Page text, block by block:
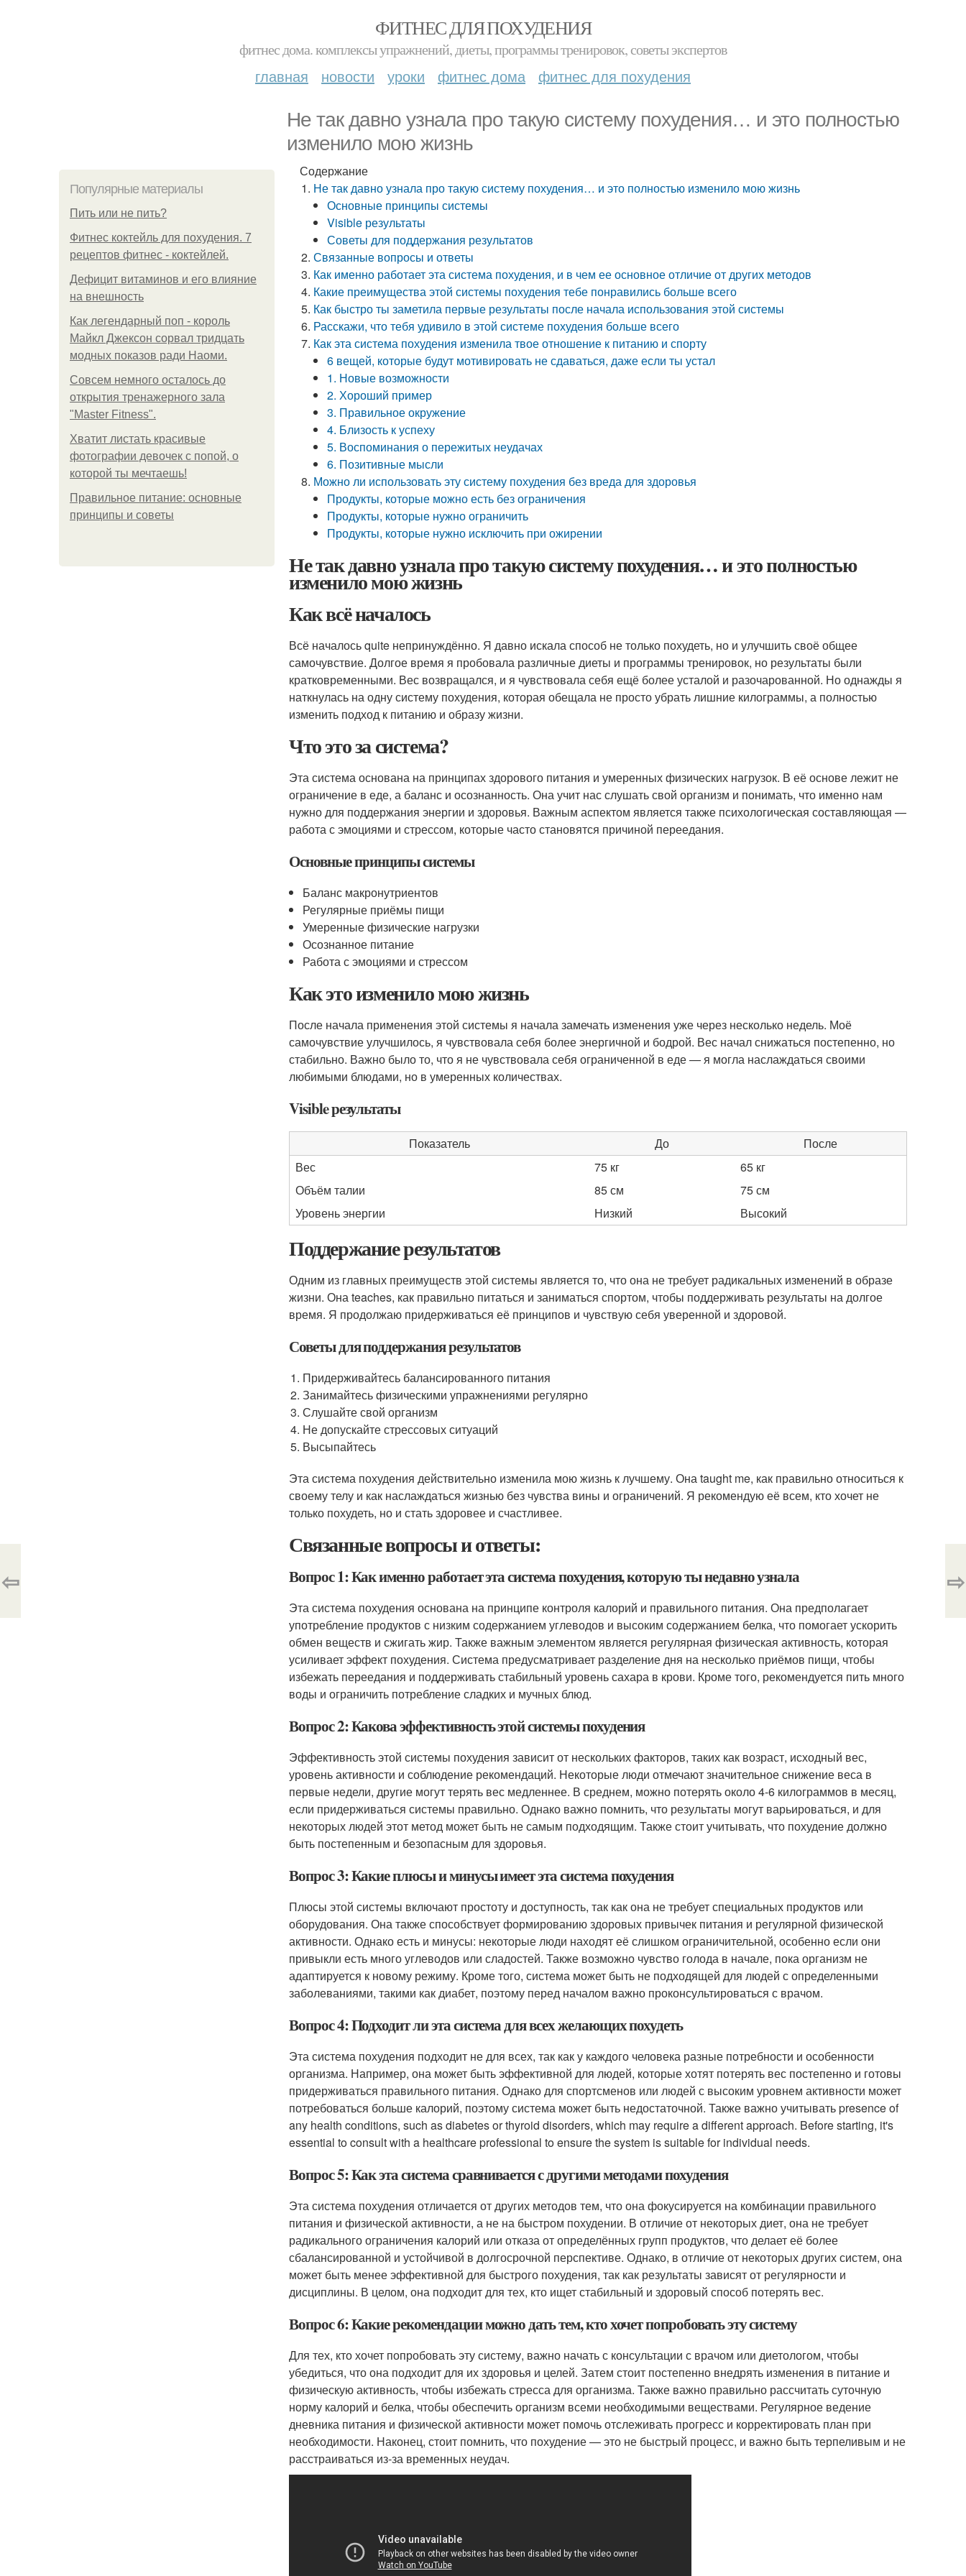
ФИТНЕС ДЛЯ ПОХУДЕНИЯ
фитнес дома. комплексы упражнений, диеты, программы тренировок, советы экспертов
главная новости уроки фитнес дома фитнес для похудения
Не так давно узнала про такую систему похудения… и это полностью
изменило мою жизнь
Популярные материалы
Пить или не пить?
Фитнес коктейль для похудения. 7
рецептов фитнес - коктейлей.
Дефицит витаминов и его влияние
на внешность
Как легендарный поп - король
Майкл Джексон сорвал тридцать
модных показов ради Наоми.
Совсем немного осталось до
открытия тренажерного зала
"Master Fitness".
Хватит листать красивые
фотографии девочек с попой, о
которой ты мечтаешь!
Правильное питание: основные
принципы и советы
Содержание
Не так давно узнала про такую систему похудения… и это полностью изменило мою жизнь
Основные принципы системы
Visible результаты
Советы для поддержания результатов
Связанные вопросы и ответы
Как именно работает эта система похудения, и в чем ее основное отличие от других методов
Какие преимущества этой системы похудения тебе понравились больше всего
Как быстро ты заметила первые результаты после начала использования этой системы
Расскажи, что тебя удивило в этой системе похудения больше всего
Как эта система похудения изменила твое отношение к питанию и спорту
6 вещей, которые будут мотивировать не сдаваться, даже если ты устал
1. Новые возможности
2. Хороший пример
3. Правильное окружение
4. Близость к успеху
5. Воспоминания о пережитых неудачах
6. Позитивные мысли
Можно ли использовать эту систему похудения без вреда для здоровья
Продукты, которые можно есть без ограничения
Продукты, которые нужно ограничить
Продукты, которые нужно исключить при ожирении
Не так давно узнала про такую систему похудения… и это полностью
изменило мою жизнь
Как всё началось
Всё началось quite непринуждённо. Я давно искала способ не только похудеть, но и улучшить своё общее
самочувствие. Долгое время я пробовала различные диеты и программы тренировок, но результаты были
кратковременными. Вес возвращался, и я чувствовала себя ещё более усталой и разочарованной. Но однажды я
наткнулась на одну систему похудения, которая обещала не просто убрать лишние килограммы, а полностью
изменить подход к питанию и образу жизни.
Что это за система?
Эта система основана на принципах здорового питания и умеренных физических нагрузок. В её основе лежит не
ограничение в еде, а баланс и осознанность. Она учит нас слушать свой организм и понимать, что именно нам
нужно для поддержания энергии и здоровья. Важным аспектом является также психологическая составляющая —
работа с эмоциями и стрессом, которые часто становятся причиной переедания.
Основные принципы системы
Баланс макронутриентов
Регулярные приёмы пищи
Умеренные физические нагрузки
Осознанное питание
Работа с эмоциями и стрессом
Как это изменило мою жизнь
После начала применения этой системы я начала замечать изменения уже через несколько недель. Моё
самочувствие улучшилось, я чувствовала себя более энергичной и бодрой. Вес начал снижаться постепенно, но
стабильно. Важно было то, что я не чувствовала себя ограниченной в еде — я могла наслаждаться своими
любимыми блюдами, но в умеренных количествах.
Visible результаты
Показатель До
После
Вес
75 кг
65 кг
Объём талии
85 см
75 см
Уровень энергии
Низкий Высокий
Поддержание результатов
Одним из главных преимуществ этой системы является то, что она не требует радикальных изменений в образе
жизни. Она teaches, как правильно питаться и заниматься спортом, чтобы поддерживать результаты на долгое
время. Я продолжаю придерживаться её принципов и чувствую себя уверенной и здоровой.
Советы для поддержания результатов
Придерживайтесь балансированного питания
Занимайтесь физическими упражнениями регулярно
Слушайте свой организм
Не допускайте стрессовых ситуаций
Высыпайтесь
Эта система похудения действительно изменила мою жизнь к лучшему. Она taught me, как правильно относиться к
своему телу и как наслаждаться жизнью без чувства вины и ограничений. Я рекомендую её всем, кто хочет не
только похудеть, но и стать здоровее и счастливее.
Связанные вопросы и ответы:
Вопрос 1: Как именно работает эта система похудения, которую ты недавно узнала
Эта система похудения основана на принципе контроля калорий и правильного питания. Она предполагает
употребление продуктов с низким содержанием углеводов и высоким содержанием белка, что помогает ускорить
обмен веществ и сжигать жир. Также важным элементом является регулярная физическая активность, которая
усиливает эффект похудения. Система предусматривает разделение дня на несколько приёмов пищи, чтобы
избежать переедания и поддерживать стабильный уровень сахара в крови. Кроме того, рекомендуется пить много
воды и ограничить потребление сладких и мучных блюд.
Вопрос 2: Какова эффективность этой системы похудения
Эффективность этой системы похудения зависит от нескольких факторов, таких как возраст, исходный вес,
уровень активности и соблюдение рекомендаций. Некоторые люди отмечают значительное снижение веса в
первые недели, другие могут терять вес медленнее. В среднем, можно потерять около 4-6 килограммов в месяц,
если придерживаться системы правильно. Однако важно помнить, что результаты могут варьироваться, и для
некоторых людей этот метод может быть не самым подходящим. Также стоит учитывать, что похудение должно
быть постепенным и безопасным для здоровья.
Вопрос 3: Какие плюсы и минусы имеет эта система похудения
Плюсы этой системы включают простоту и доступность, так как она не требует специальных продуктов или
оборудования. Она также способствует формированию здоровых привычек питания и регулярной физической
активности. Однако есть и минусы: некоторые люди находят её слишком ограничительной, особенно если они
привыкли есть много углеводов или сладостей. Также возможно чувство голода в начале, пока организм не
адаптируется к новому режиму. Кроме того, система может быть не подходящей для людей с определенными
заболеваниями, такими как диабет, поэтому перед началом важно проконсультироваться с врачом.
Вопрос 4: Подходит ли эта система для всех желающих похудеть
Эта система похудения подходит не для всех, так как у каждого человека разные потребности и особенности
организма. Например, она может быть эффективной для людей, которые хотят потерять вес постепенно и готовы
придерживаться правильного питания. Однако для спортсменов или людей с высоким уровнем активности может
потребоваться больше калорий, поэтому система может быть недостаточной. Также важно учитывать presence of
any health conditions, such as diabetes or thyroid disorders, which may require a different approach. Before starting, it's
essential to consult with a healthcare professional to ensure the system is suitable for individual needs.
Вопрос 5: Как эта система сравнивается с другими методами похудения
Эта система похудения отличается от других методов тем, что она фокусируется на комбинации правильного
питания и физической активности, а не на быстром похудении. В отличие от некоторых диет, она не требует
радикального ограничения калорий или отказа от определённых групп продуктов, что делает её более
сбалансированной и устойчивой в долгосрочной перспективе. Однако, в отличие от некоторых других систем, она
может быть менее эффективной для быстрого похудения, так как результаты зависят от регулярности и
дисциплины. В целом, она подходит для тех, кто ищет стабильный и здоровый способ потерять вес.
Вопрос 6: Какие рекомендации можно дать тем, кто хочет попробовать эту систему
Для тех, кто хочет попробовать эту систему, важно начать с консультации с врачом или диетологом, чтобы
убедиться, что она подходит для их здоровья и целей. Затем стоит постепенно внедрять изменения в питание и
физическую активность, чтобы избежать стресса для организма. Также важно правильно рассчитать суточную
норму калорий и белка, чтобы обеспечить организм всеми необходимыми веществами. Регулярное ведение
дневника питания и физической активности может помочь отслеживать прогресс и корректировать план при
необходимости. Наконец, стоит помнить, что похудение — это не быстрый процесс, и важно быть терпеливым и не
расстраиваться из-за временных неудач.
⇦ ⇨